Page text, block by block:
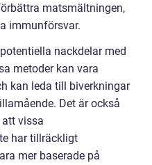
matsmältningen,
immunförsvar.
nackdelar med
metoder kan vara
kan leda till biverkningar
Det är också
vissa
har tillräckligt
mer baserade på